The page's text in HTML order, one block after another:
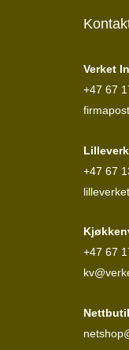
Verket
+47 67
+47 67
+47 67